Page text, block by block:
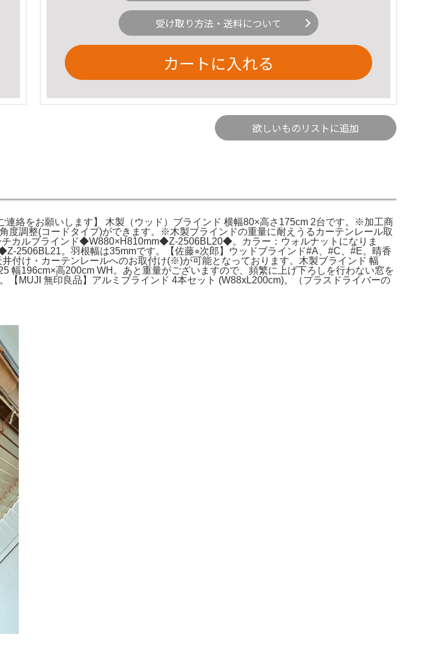
受け取り方法・送料について
カートに入れる
欲しいものリストに追加
連絡をお願いします】 木製（ウッド）ブラインド 横幅80×高さ175cm 2台です。※加工商
度調整(コードタイプ)ができます。※木製ブラインドの重量に耐えうるカーテンレール取
カルブラインド◆W880×H810mm◆Z-2506BL20◆。カラー：ウォルナットになりま
。羽根幅は35mmです。【佐藤⭐︎次郎】ウッドブラインド#A、#C、#E。晴香
付け・カーテンレールへのお取付け(※)が可能となっております。木製ブラインド 幅
幅196cm×高200cm WH。あと重量がございますので、頻繁に上げ下ろしを行わない窓を
無印良品】アルミブラインド 4本セット (W88xL200cm)。（プラスドライバーの